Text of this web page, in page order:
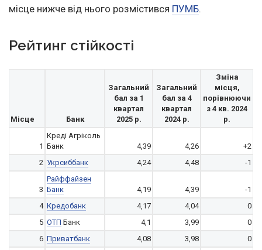
місце нижче від нього розмістився ПУМБ.
Рейтинг стійкості
Місце Банк
Загальний
бал за 1
квартал
2025 р.
Загальний
бал за 4
квартал
2024 р.
Зміна
місця,
порівнюючи
з 4 кв. 2024
р.
1
Креді Агріколь
Банк
4,39 4,26
+2
2 Укрсиббанк 4,24 4,48 -1
3
Райффайзен
Банк
4,19 4,39
-1
4 Кредобанк 4,17 4,04
0
5 ОТП Банк 4,1 3,99
0
6 Приватбанк 4,08 3,98
0